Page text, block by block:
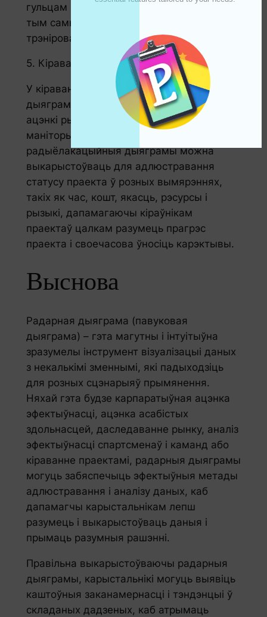
гульцам вызначыць моцныя і слабыя бакі,
тым самым паляпшаючы стратэгіі
трэніровак і гульні.
5. Кіраванне праектамі
У кіраванні праектамі радарныя
дыяграмы можна выкарыстоўваць для
ацэнкі рызыкі, размеркавання рэсурсаў і
маніторынгу прагрэсу. Напрыклад,
радыёлакацыйныя дыяграмы можна
выкарыстоўваць для адлюстравання
статусу праекта ў розных вымярэннях,
такіх як час, кошт, якасць, рэсурсы і
рызыкі, дапамагаючы кіраўнікам
праектаў цалкам разумець прагрэс
праекта і своечасова ўносіць карэктывы.
Выснова
Радарная дыяграма (павуковая
дыяграма) – гэта магутны і інтуітыўна
зразумелы інструмент візуалізацыі даных
з некалькімі зменнымі, які падыходзіць
для розных сцэнарыяў прымянення.
Няхай гэта будзе карпаратыўная ацэнка
эфектыўнасці, ацэнка асабістых
здольнасцей, даследаванне рынку, аналіз
эфектыўнасці спартсменаў і каманд або
кіраванне праектамі, радарныя дыяграмы
могуць забяспечыць эфектыўныя метады
адлюстравання і аналізу даных, каб
дапамагчы карыстальнікам лепш
разумець і выкарыстоўваць даныя і
прымаць разумныя рашэнні.
Правільна выкарыстоўваючы радарныя
дыяграмы, карыстальнікі могуць выявіць
каштоўныя заканамернасці і тэндэнцыі ў
складаных дадзеных, каб атрымаць